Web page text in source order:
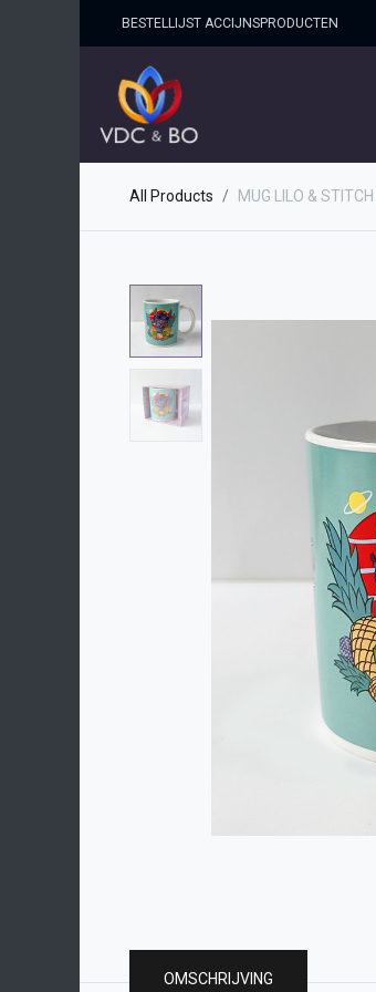
BESTELLIJST ACCIJNSPRO​DUCTEN
All Products MUG LILO &
OMSCHRIJVING